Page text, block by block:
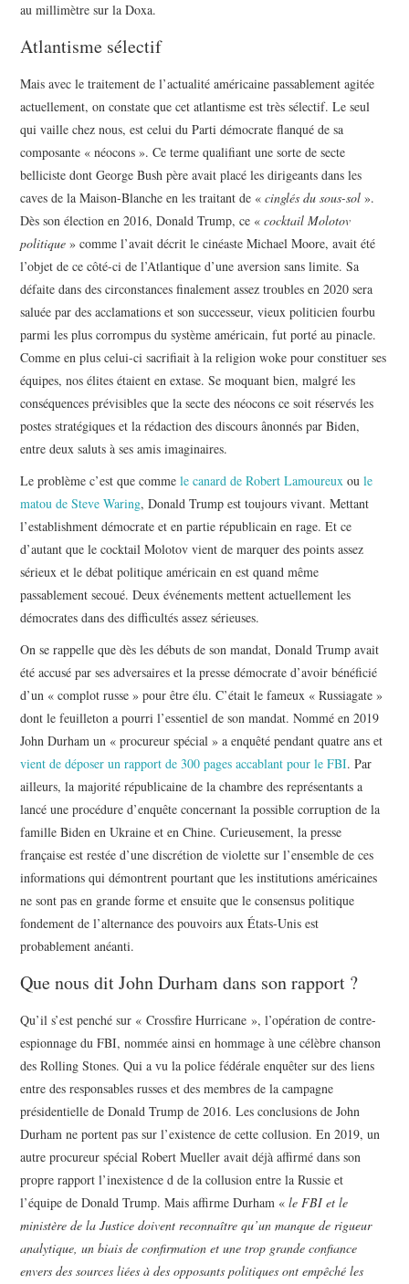
au millimètre sur la Doxa.
Atlantisme sélectif
Mais avec le traitement de l’actualité américaine passablement agitée
actuellement, on constate que cet atlantisme est très sélectif. Le seul
qui vaille chez nous, est celui du Parti démocrate flanqué de sa
composante « néocons ». Ce terme qualifiant une sorte de secte
belliciste dont George Bush père avait placé les dirigeants dans les
caves de la Maison-Blanche en les traitant de «cinglés du sous-sol ».
Dès son élection en 2016, Donald Trump, ce «cocktail Molotov
politique » comme l’avait décrit le cinéaste Michael Moore, avait été
l’objet de ce côté-ci de l’Atlantique d’une aversion sans limite. Sa
défaite dans des circonstances finalement assez troubles en 2020 sera
saluée par des acclamations et son successeur, vieux politicien fourbu
parmi les plus corrompus du système américain, fut porté au pinacle.
Comme en plus celui-ci sacrifiait à la religion woke pour constituer ses
équipes, nos élites étaient en extase. Se moquant bien, malgré les
conséquences prévisibles que la secte des néocons ce soit réservés les
postes stratégiques et la rédaction des discours ânonnés par Biden,
entre deux saluts à ses amis imaginaires.
Le problème c’est que commele canard de Robert Lamoureux oule
matou de Steve Waring, Donald Trump est toujours vivant. Mettant
l’establishment démocrate et en partie républicain en rage. Et ce
d’autant que le cocktail Molotov vient de marquer des points assez
sérieux et le débat politique américain en est quand même
passablement secoué. Deux événements mettent actuellement les
démocrates dans des difficultés assez sérieuses.
On se rappelle que dès les débuts de son mandat, Donald Trump avait
été accusé par ses adversaires et la presse démocrate d’avoir bénéficié
d’un « complot russe » pour être élu. C’était le fameux « Russiagate »
dont le feuilleton a pourri l’essentiel de son mandat. Nommé en 2019
John Durham un « procureur spécial » a enquêté pendant quatre ans et
vient de déposer un rapport de 300 pages accablant pour le FBI. Par
ailleurs, la majorité républicaine de la chambre des représentants a
lancé une procédure d’enquête concernant la possible corruption de la
famille Biden en Ukraine et en Chine. Curieusement, la presse
française est restée d’une discrétion de violette sur l’ensemble de ces
informations qui démontrent pourtant que les institutions américaines
ne sont pas en grande forme et ensuite que le consensus politique
fondement de l’alternance des pouvoirs aux États-Unis est
probablement anéanti.
Que nous dit John Durham dans son rapport ?
Qu’il s’est penché sur « Crossfire Hurricane », l’opération de contre-
espionnage du FBI, nommée ainsi en hommage à une célèbre chanson
des Rolling Stones. Qui a vu la police fédérale enquêter sur des liens
entre des responsables russes et des membres de la campagne
présidentielle de Donald Trump de 2016. Les conclusions de John
Durham ne portent pas sur l’existence de cette collusion. En 2019, un
autre procureur spécial Robert Mueller avait déjà affirmé dans son
propre rapport l’inexistence d de la collusion entre la Russie et
l’équipe de Donald Trump. Mais affirme Durham « le FBI et le
ministère de la Justice doivent reconnaître qu’un manque de rigueur
analytique, un biais de confirmation et une trop grande confiance
envers des sources liées à des opposants politiques ont empêché les